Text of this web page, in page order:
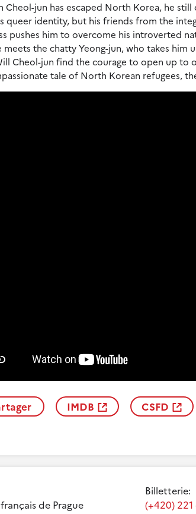
Cheol-jun has escaped North Korea, he
queer identity, but his friends from the
pushes him to overcome his introverted
meets the chatty Yeong-jun, who takes
Cheol-jun find the courage to open up to
tale of North Korean refugees,
IMDB CSFD
de Prague
Billetterie:
(+420) 221